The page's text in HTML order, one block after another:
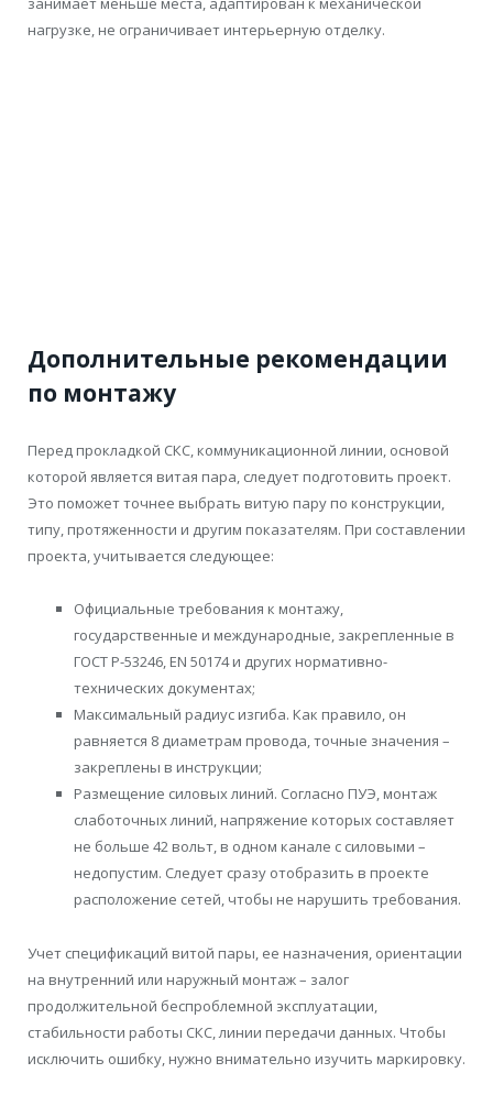
нагрузке, не ограничивает интерьерную отделку.
Дополнительные рекомендации
по монтажу
Перед прокладкой СКС, коммуникационной линии, основой
которой является витая пара, следует подготовить проект.
Это поможет точнее выбрать витую пару по конструкции,
типу, протяженности и другим показателям. При составлении
проекта, учитывается следующее:
Официальные требования к монтажу,
государственные и международные, закрепленные в
ГОСТ Р-53246, EN 50174 и других нормативно-
технических документах;
Максимальный радиус изгиба. Как правило, он
равняется 8 диаметрам провода, точные значения –
закреплены в инструкции;
Размещение силовых линий. Согласно ПУЭ, монтаж
слаботочных линий, напряжение которых составляет
не больше 42 вольт, в одном канале с силовыми –
недопустим. Следует сразу отобразить в проекте
расположение сетей, чтобы не нарушить требования.
Учет спецификаций витой пары, ее назначения, ориентации
на внутренний или наружный монтаж – залог
продолжительной беспроблемной эксплуатации,
стабильности работы СКС, линии передачи данных. Чтобы
исключить ошибку, нужно внимательно изучить маркировку.